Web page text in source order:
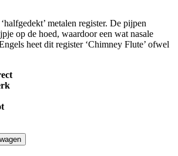
metalen register. De pijpen
op de hoed, waardoor een wat nasale
heet dit register ‘Chimney Flute’ ofwel